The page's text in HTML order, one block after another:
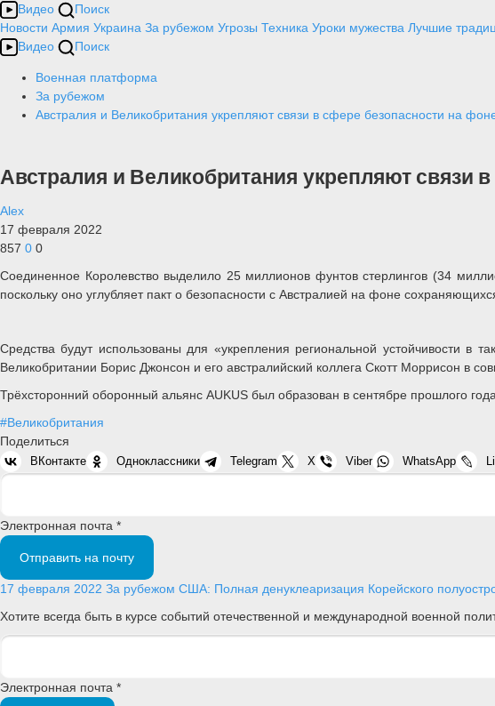
Видео
Поиск
Новости Армия Украина За рубежом Угрозы Техника Уроки мужества Лучшие
Видео
Поиск
Военная платформа
За рубежом
Австралия и Великобритания укрепляют связи в сфере безопасности на
Австралия и Великобритания укрепляют связи
Alex
17 февраля 2022
857 0 0
Соединенное Королевство выделило 25 миллионов фунтов стерлингов (34
поскольку оно углубляет пакт о безопасности с Австралией на фоне
Средства будут использованы для «укрепления региональной устойчивости в
Великобритании Борис Джонсон и его австралийский коллега Скотт Моррисон в
Трёхсторонний оборонный альянс AUKUS был образован в сентябре прошлого
#Великобритания
Поделиться
ВКонтакте Одноклассники Telegram X Viber WhatsApp
Электронная почта *
Отправить на почту
17 февраля 2022 За рубежом США: Полная денуклеаризация Корейского
Хотите всегда быть в курсе событий отечественной и международной военной
Электронная почта *